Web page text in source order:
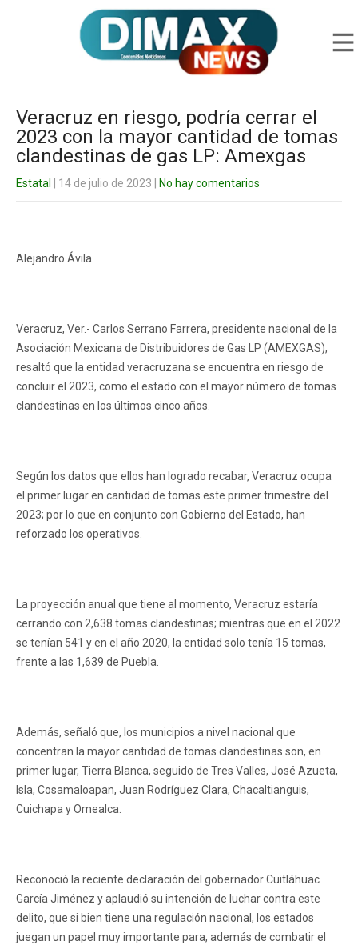
Veracruz en riesgo, podría cerrar el
2023 con la mayor cantidad de tomas
clandestinas de gas LP: Amexgas
Estatal | 14 de julio de 2023 No hay comentarios
Alejandro Ávila
Veracruz, Ver.- Carlos Serrano Farrera, presidente nacional de la
Asociación Mexicana de Distribuidores de Gas LP (AMEXGAS),
resaltó que la entidad veracruzana se encuentra en riesgo de
concluir el 2023, como el estado con el mayor número de tomas
clandestinas en los últimos cinco años.
Según los datos que ellos han logrado recabar, Veracruz ocupa
el primer lugar en cantidad de tomas este primer trimestre del
2023; por lo que en conjunto con Gobierno del Estado, han
reforzado los operativos.
La proyección anual que tiene al momento, Veracruz estaría
cerrando con 2,638 tomas clandestinas; mientras que en el 2022
se tenían 541 y en el año 2020, la entidad solo tenía 15 tomas,
frente a las 1,639 de Puebla.
Además, señaló que, los municipios a nivel nacional que
concentran la mayor cantidad de tomas clandestinas son, en
primer lugar, Tierra Blanca, seguido de Tres Valles, José Azueta,
Isla, Cosamaloapan, Juan Rodríguez Clara, Chacaltianguis,
Cuichapa y Omealca.
Reconoció la reciente declaración del gobernador Cuitláhuac
García Jiménez y aplaudió su intención de luchar contra este
delito, que si bien tiene una regulación nacional, los estados
juegan un papel muy importante para, además de combatir el